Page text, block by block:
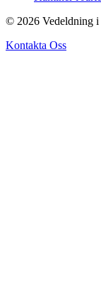
© 2026 Vedeldning i
Kontakta Oss